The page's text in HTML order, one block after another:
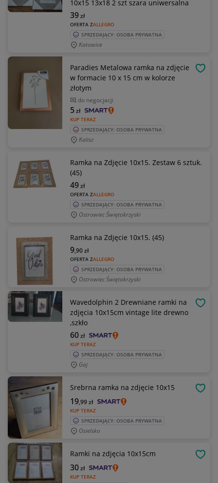
10x15 13x18 2 szt szara uniwersalna
OFERTA ZALLEGRO
39zł
SPRZEDAJĄCY: OSOBA PRYWATNA
Katowice
Paradies Metalowa ramka na zdjęcie
w formacie 10 x 15 cm w kolorze
złotym
do negocjacji
KUP TERAZ
5zł
SPRZEDAJĄCY: OSOBA PRYWATNA
Kalisz
Ramka na Zdjęcie 10x15. Zestaw 6 sztuk.
(45)
OFERTA ZALLEGRO
49zł
SPRZEDAJĄCY: OSOBA PRYWATNA
Ostrowiec Świętokrzyski
Ramka na Zdjęcie 10x15. (45)
OFERTA ZALLEGRO
9,90zł
SPRZEDAJĄCY: OSOBA PRYWATNA
Ostrowiec Świętokrzyski
Wavedolphin 2 Drewniane ramki na
zdjęcia 10x15cm vintage lite drewno
,szkło
KUP TERAZ
60zł
SPRZEDAJĄCY: OSOBA PRYWATNA
Gaj
Srebrna ramka na zdjęcie 10x15
KUP TERAZ
19,99zł
SPRZEDAJĄCY: OSOBA PRYWATNA
Osielsko
Ramki na zdjęcia 10x15cm
KUP TERAZ
30zł